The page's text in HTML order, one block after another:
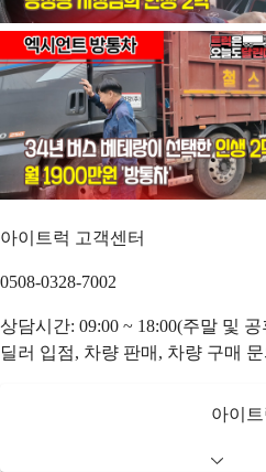
아이트럭 고객센터
0508-0328-7002
상담시간: 09:00 ~ 18:00(주말 및
딜러 입점, 차량 판매, 차량 구매
아이트